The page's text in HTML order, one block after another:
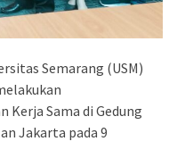
Semarang (USM)
Kerja Sama di Gedung
Jakarta pada 9